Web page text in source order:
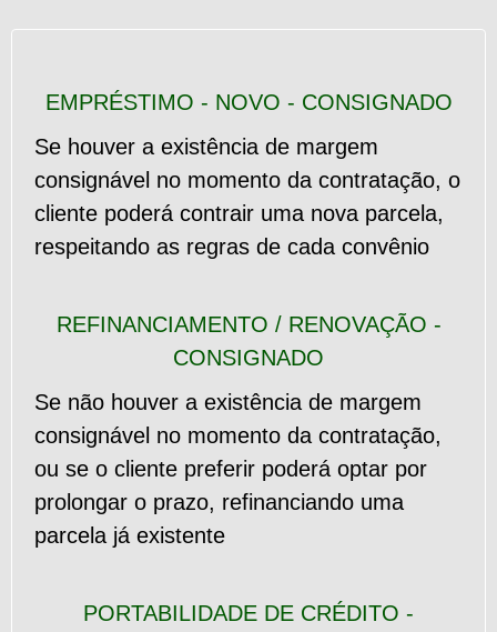
EMPRÉSTIMO - NOVO - CONSIGNADO
Se houver a existência de margem
consignável no momento da contratação, o
cliente poderá contrair uma nova parcela,
respeitando as regras de cada convênio
REFINANCIAMENTO / RENOVAÇÃO -
CONSIGNADO
Se não houver a existência de margem
consignável no momento da contratação,
ou se o cliente preferir poderá optar por
prolongar o prazo, refinanciando uma
parcela já existente
PORTABILIDADE DE CRÉDITO -